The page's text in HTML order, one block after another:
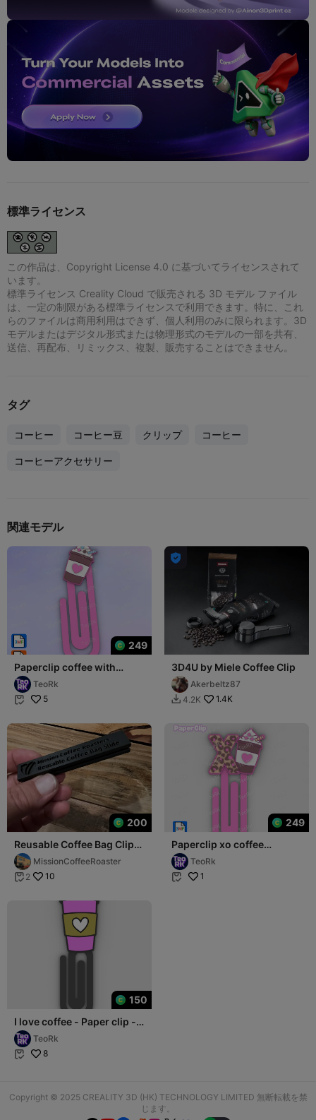
標準ライセンス
この作品は、Copyright License 4.0 に基づいてライセンスされて
います。
標準ライセンス Creality Cloud で販売される 3D モデル ファイル
は、一定の制限がある標準ライセンスで利用できます。特に、これ
らのファイルは商用利用はできず、個人利用のみに限られます。3D
モデルまたはデジタル形式または物理形式のモデルの一部を共有、
送信、再配布、リミックス、複製、販売することはできません。
タグ
コーヒー コーヒー豆 クリップ コーヒー
コーヒーアクセサリー
関連モデル
249
Paperclip coffee with
whipped cream -
bookmark
TeoRk
 5

3D4U by Miele Coffee Clip
Akerbeltz87
 4.2K 1.4K
200
Reusable Coffee Bag Clip
for 12 and 16 ounce bags
MissionCoffeeRoaster
 2 10
249
Paperclip xo coffee
leopard - bookmark
TeoRk
 1
150
I love coffee - Paper clip -
bookmark - STL file
TeoRk
 8
Copyright © 2025 CREALITY 3D (HK) TECHNOLOGY LIMITED 無断転載を禁
じます。